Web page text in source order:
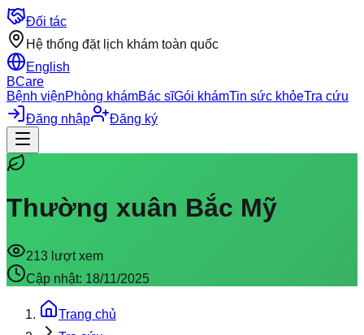
Đối tác
Hệ thống đặt lịch khám toàn quốc
English
BCare
Bệnh việnPhòng khámBác sĩGói khámTin sức khỏeTra cứu
Đăng nhập
Đăng ký
Thường xuân Bắc Mỹ
213 lượt xem
Cập nhật: 18/11/2025
Trang chủ